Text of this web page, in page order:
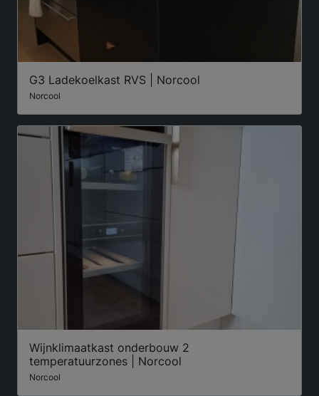
G3 Ladekoelkast RVS | Norcool
Norcool
Wijnklimaatkast onderbouw 2
temperatuurzones | Norcool
Norcool